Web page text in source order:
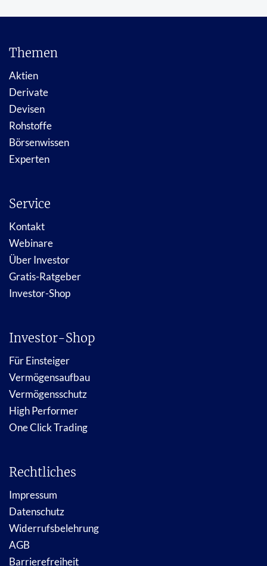
Themen
Aktien
Derivate
Devisen
Rohstoffe
Börsenwissen
Experten
Service
Kontakt
Webinare
Über Investor
Gratis-Ratgeber
Investor-Shop
Investor-Shop
Für Einsteiger
Vermögensaufbau
Vermögensschutz
High Performer
One Click Trading
Rechtliches
Impressum
Datenschutz
Widerrufsbelehrung
AGB
Barrierefreiheit